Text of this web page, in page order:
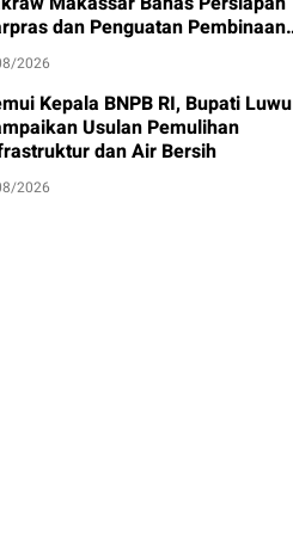
dan Penguatan Pembinaan
2026
Kepala BNPB RI, Bupati Luwu
Usulan Pemulihan
dan Air Bersih
2026